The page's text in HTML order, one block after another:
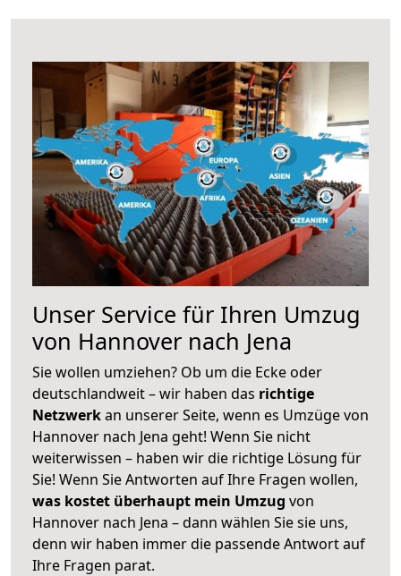
Unser Service für Ihren Umzug
von Hannover nach Jena
Sie wollen umziehen? Ob um die Ecke oder
deutschlandweit – wir haben das richtige
Netzwerkan unserer Seite, wenn es Umzüge von
Hannover nach Jena geht! Wenn Sie nicht
weiterwissen – haben wir die richtige Lösung für
Sie! Wenn Sie Antworten auf Ihre Fragen wollen,
was kostet überhaupt mein Umzug von
Hannover nach Jena – dann wählen Sie sie uns,
denn wir haben immer die passende Antwort auf
Ihre Fragen parat.